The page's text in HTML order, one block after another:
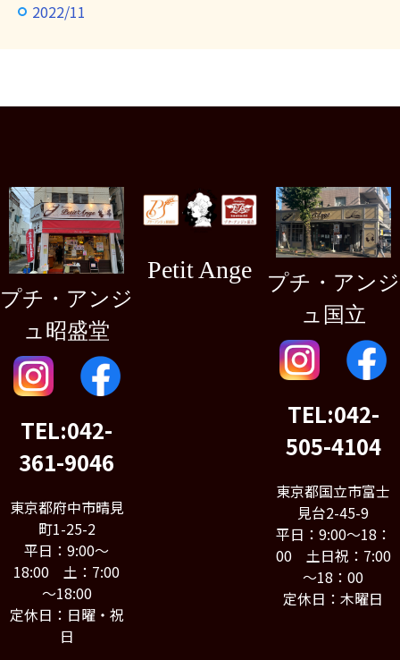
2022/11
プチ・アンジ
ュ昭盛堂
TEL:042-
361-9046
東京都府中市晴見
町1-25-2
平日：9:00～
18:00 土：7:00
～18:00
定休日：日曜・祝
日
Petit Ange
プチ・アンジ
ュ国立
TEL:042-
505-4104
東京都国立市富士
見台2-45-9
平日：9:00～18：
00 土日祝：7:00
～18：00
定休日：木曜日